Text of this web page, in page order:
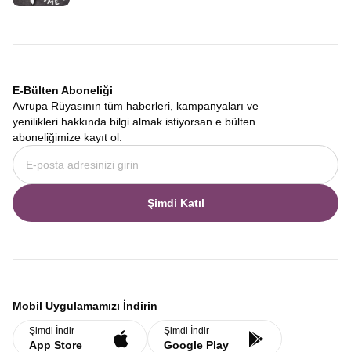
E-Bülten Aboneliği
Avrupa Rüyasının tüm haberleri, kampanyaları ve
yenilikleri hakkında bilgi almak istiyorsan e bülten
aboneliğimize kayıt ol.
Şimdi Katıl
Mobil Uygulamamızı İndirin
Şimdi İndir
App Store
Şimdi İndir
Google Play